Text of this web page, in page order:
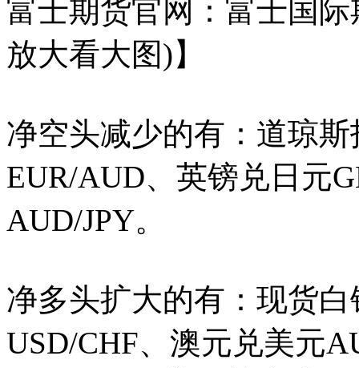
富士期货官网：富士国
放大看大图)】
净空头减少的有：道琼
EUR/AUD、 英镑兑日元
AUD/JPY。
净多头扩大的有： 现货白
USD/CHF、 澳元兑美元